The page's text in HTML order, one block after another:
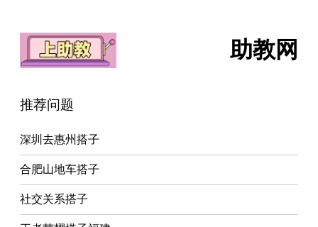
助教网
推荐问题
深圳去惠州搭子
合肥山地车搭子
社交关系搭子